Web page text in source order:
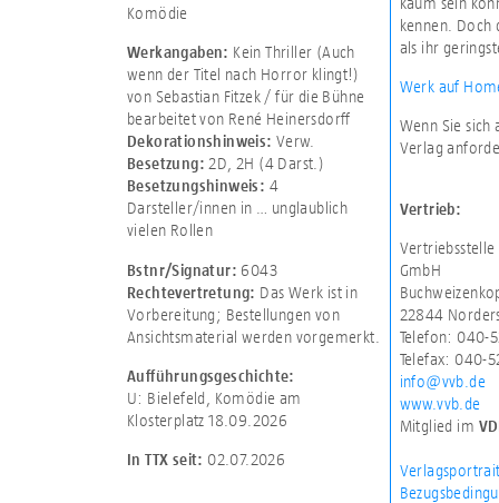
Komödie
Werkangaben: Kein Thriller (Auch
wenn der Titel nach Horror klingt!)
von Sebastian Fitzek / für die Bühne
bearbeitet von René Heinersdorff
Dekorationshinweis: Verw.
Besetzung: 2D 2H (4 Darst.)
Besetzungshinweis: 4
Darsteller/innen in … unglaublich
vielen Rollen
Bstnr/Signatur: 6043
Rechtevertretung: Das Werk ist in
Vorbereitung; Bestellungen von
Ansichtsmaterial werden vorgemerkt.
Aufführungsgeschichte:
U: Bielefeld, Komödie am
Klosterplatz 18.09.2026
In TTX seit: 02.07.2026
kennen. Doch
als ihr
Werk auf
Wenn Sie sich
Verlag
Vertrieb:
GmbH
22844
Telefon: 040-
Telefax: 040-
info@vvb.de
www.vvb.de
Mitglied im